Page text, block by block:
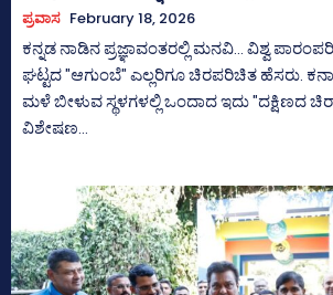
ಪ್ರವಾಸ February 18, 2026
ಕನ್ನಡ ನಾಡಿನ ಪ್ರಜ್ಞಾವಂತರಲ್ಲಿ ಮನವಿ... ವಿಶ್ವ ಪಾರಂಪರಿಕ ತಾಣವಾದ ಪಶ್ಚಿಮ
ಘಟ್ಟದ "ಆಗುಂಬೆ" ಎಲ್ಲರಿಗೂ ಚಿರಪರಿಚಿತ ಹೆಸರು.
ಮಳೆ ಬೀಳುವ ಸ್ಥಳಗಳಲ್ಲಿ ಒಂದಾದ ಇದು "ದಕ್ಷಿಣದ
ವಿಶೇಷಣ...